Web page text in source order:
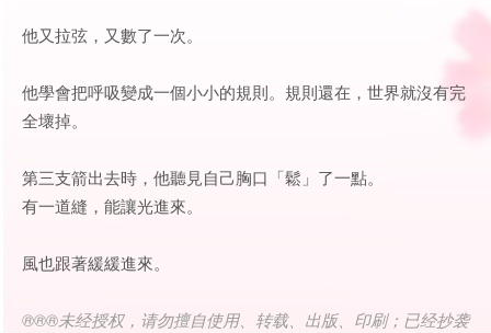
他又拉弦，又數了一次。
他學會把呼吸變成一個小小的規則。規則還在，世界就沒有完
全壞掉。
第三支箭出去時，他聽見自己胸口「鬆」了一點。
有一道縫，能讓光進來。
風也跟著緩緩進來。
®®®未经授权，请勿擅自使用、转载、出版、印刷；已经抄袭